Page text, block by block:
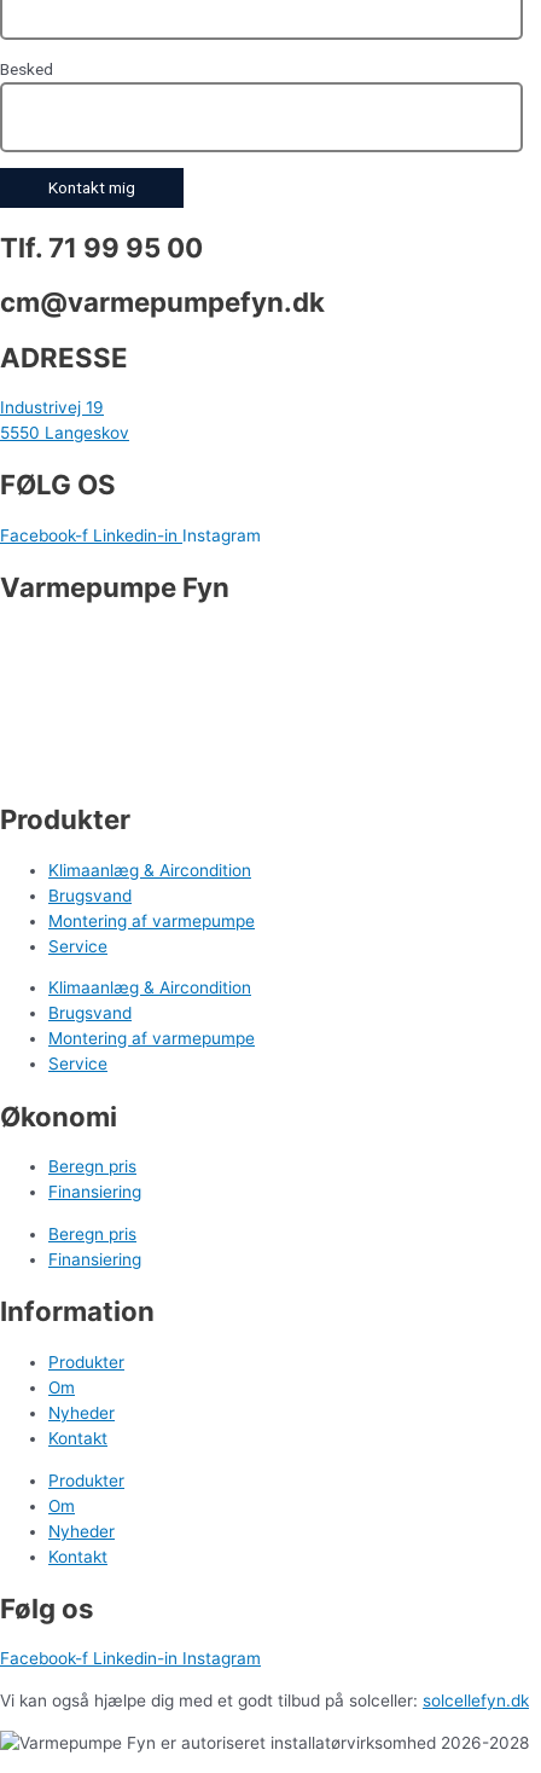
Besked
Tlf. 71 99 95 00
cm@varmepumpefyn.dk
ADRESSE
Industrivej 19
5550 Langeskov
FØLG OS
Facebook-f Linkedin-in Instagram
Varmepumpe Fyn
Produkter
Klimaanlæg & Aircondition
Brugsvand
Montering af varmepumpe
Service
Klimaanlæg & Aircondition
Brugsvand
Montering af varmepumpe
Service
Økonomi
Beregn pris
Finansiering
Beregn pris
Finansiering
Information
Produkter
Om
Nyheder
Kontakt
Produkter
Om
Nyheder
Kontakt
Følg os
Facebook-f Linkedin-in Instagram
Vi kan også hjælpe dig med et godt tilbud på solceller: solcellefyn.dk